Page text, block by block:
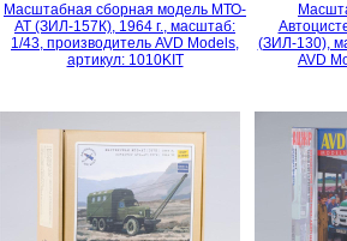
Масштабная сборная модель МТО-
АТ (ЗИЛ-157К), 1964 г., масштаб:
1/43, производитель AVD Models,
артикул: 1010KIT
(ЗИЛ-130),
AVD